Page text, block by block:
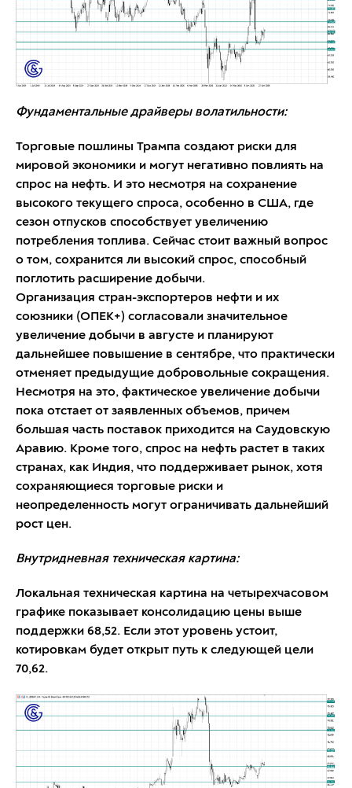
Фундаментальные драйверы волатильности:
Торговые пошлины Трампа создают риски для
мировой экономики и могут негативно повлиять на
спрос на нефть. И это несмотря на сохранение
высокого текущего спроса, особенно в США, где
сезон отпусков способствует увеличению
потребления топлива. Сейчас стоит важный вопрос
о том, сохранится ли высокий спрос, способный
поглотить расширение добычи.
Организация стран-экспортеров нефти и их
союзники (ОПЕК+) согласовали значительное
увеличение добычи в августе и планируют
дальнейшее повышение в сентябре, что практически
отменяет предыдущие добровольные сокращения.
Несмотря на это, фактическое увеличение добычи
пока отстает от заявленных объемов, причем
большая часть поставок приходится на Саудовскую
Аравию. Кроме того, спрос на нефть растет в таких
странах, как Индия, что поддерживает рынок, хотя
сохраняющиеся торговые риски и
неопределенность могут ограничивать дальнейший
рост цен.
Внутридневная техническая картина:
Локальная техническая картина на четырехчасовом
графике показывает консолидацию цены выше
поддержки 68,52. Если этот уровень устоит,
котировкам будет открыт путь к следующей цели
70,62.